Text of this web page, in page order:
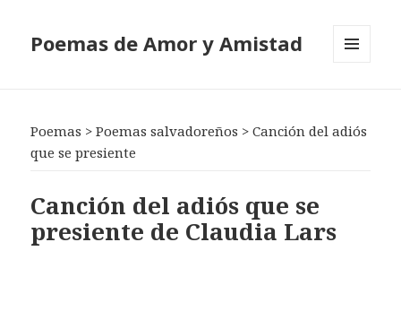
Poemas de Amor y Amistad
Poemas >Poemas salvadoreños >Canción del adiós
que se presiente
Canción del adiós que se
presiente de Claudia Lars